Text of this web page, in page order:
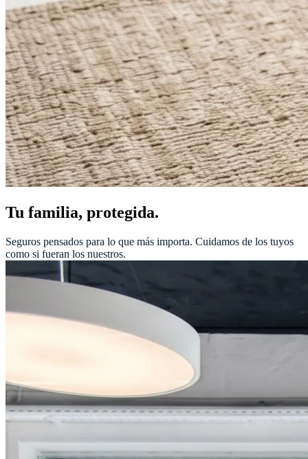
Tu familia, protegida.
Seguros pensados para lo que más importa. Cuidamos de los tuyos
como si fueran los nuestros.